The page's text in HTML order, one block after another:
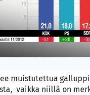
muistutettua
vaikka niillä on